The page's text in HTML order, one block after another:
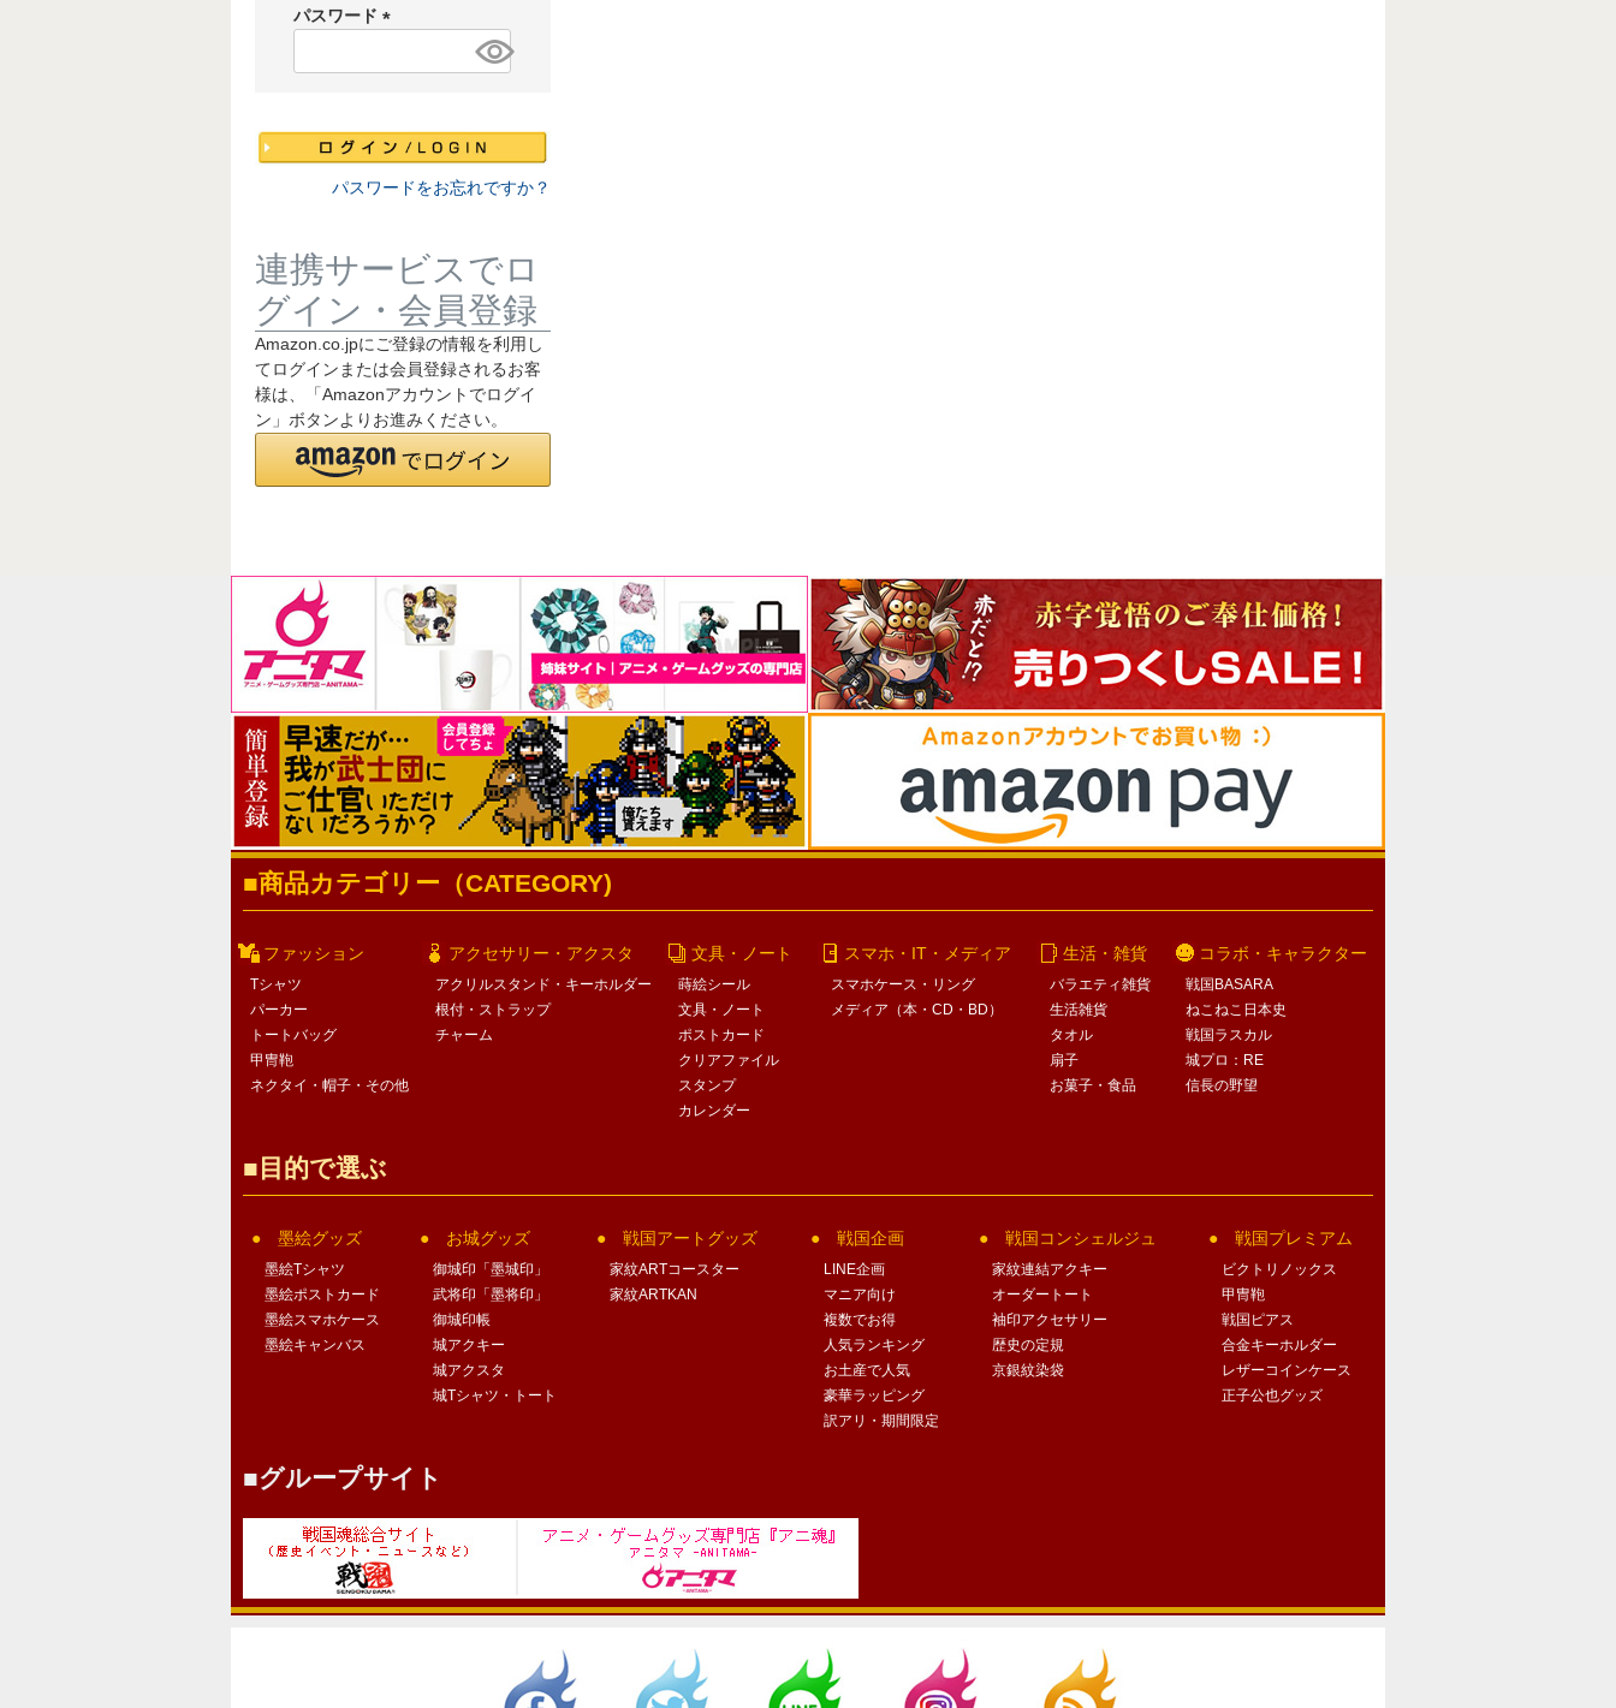
)
パスワード
必
パスワードをお忘れですか？
連携サービスでロ
グイン・会員登録
Amazon.co.jpにご登録の情報を利用し
てログインまたは会員登録されるお客
様は、「Amazonアカウントでログイ
ン」ボタンよりお進みください。
商品カテゴリー（CATEGORY)
ファッション
Tシャツ
パーカー
トートバッグ
甲冑鞄
ネクタイ・帽子・その他
アクセサリー・アクスタ
アクリルスタンド・キーホルダー
根付・ストラップ
チャーム
文具・ノート
蒔絵シール
文具・ノート
ポストカード
クリアファイル
スタンプ
カレンダー
スマホ・IT・メディア
スマホケース・リング
メディア（本・CD・BD）
生活・雑貨
バラエティ雑貨
生活雑貨
タオル
扇子
お菓子・食品
コラボ・キャラクター
戦国BASARA
ねこねこ日本史
戦国ラスカル
城プロ：RE
信長の野望
目的で選ぶ
墨絵グッズ
墨絵Tシャツ
墨絵ポストカード
墨絵スマホケース
墨絵キャンバス
お城グッズ
御城印「墨城印」
武将印「墨将印」
御城印帳
城アクキー
城アクスタ
城Tシャツ・トート
戦国アートグッズ
家紋ARTコースター
家紋ARTKAN
戦国企画
LINE企画
マニア向け
複数でお得
人気ランキング
お土産で人気
豪華ラッピング
訳アリ・期間限定
戦国コンシェルジュ
家紋連結アクキー
オーダートート
袖印アクセサリー
歴史の定規
京銀紋染袋
戦国プレミアム
ビクトリノックス
甲冑鞄
戦国ピアス
合金キーホルダー
レザーコインケース
正子公也グッズ
グループサイト